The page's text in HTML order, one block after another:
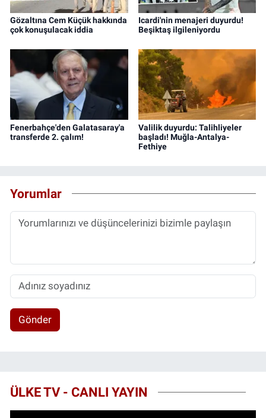
Gözaltına Cem Küçük hakkında
çok konuşulacak iddia
Icardi'nin menajeri duyurdu!
Beşiktaş ilgileniyordu
Fenerbahçe'den Galatasaray'a
transferde 2. çalım!
Valilik duyurdu: Talihliyeler
başladı! Muğla-Antalya-
Fethiye
Yorumlar
Gönder
ÜLKE TV - CANLI YAYIN